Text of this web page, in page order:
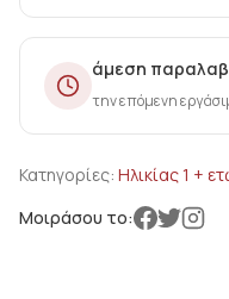
άμεση
την επόμενη
Κατηγορίες: Ηλικίας 1 +
Μοιράσου το: